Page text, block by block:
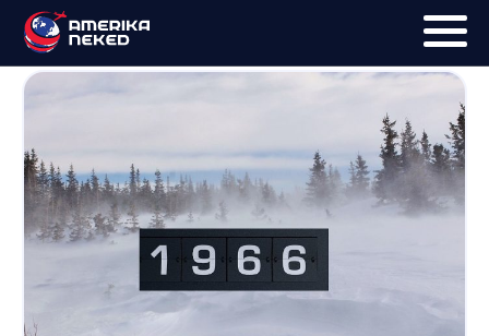
UTAK
HÍRLEVÉL
BLOG
Hóvihar